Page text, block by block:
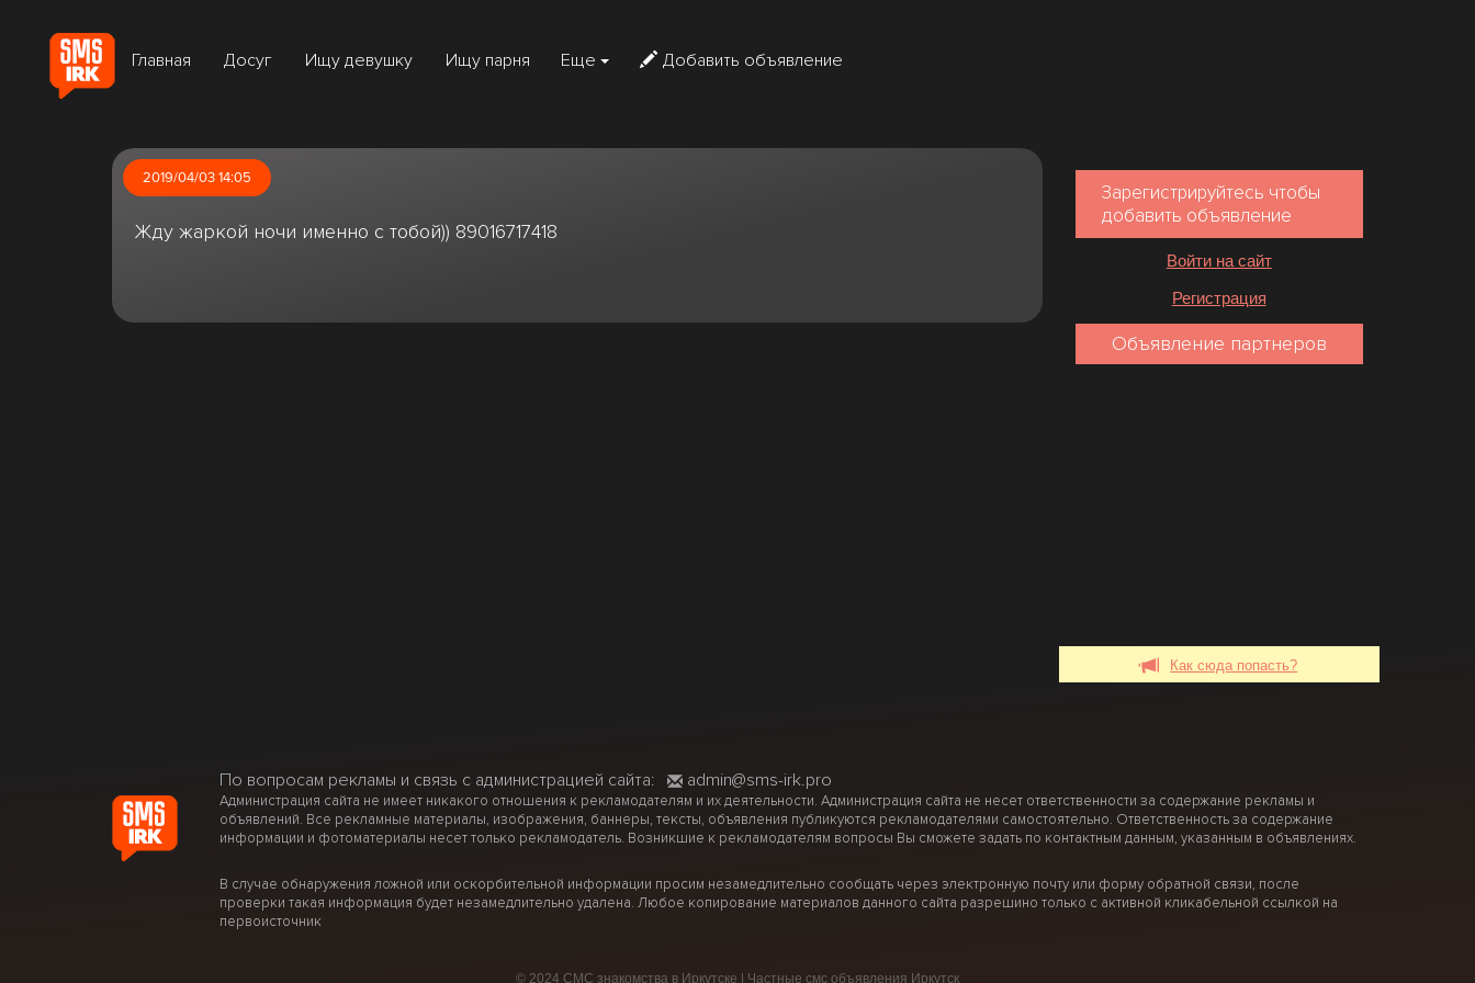
Главная Досуг Ищу девушку Ищу парня Еще Добавить объявление
2019/04/03 14:05
Жду жаркой ночи именно с тобой)) 89016717418
Зарегистрируйтесь чтобы
добавить объявление
Войти на сайт
Регистрация
Объявление партнеров
Как сюда попасть?
По вопросам рекламы и связь с администрацией сайта: admin@sms-irk.pro
Администрация сайта не имеет никакого отношения к рекламодателям и их деятельности. Администрация сайта не несет ответственности за содержание рекламы и
объявлений. Все рекламные материалы, изображения, баннеры, тексты, объявления публикуются рекламодателями самостоятельно. Ответственность за содержание
информации и фотоматериалы несет только рекламодатель. Возникшие к рекламодателям вопросы Вы сможете задать по контактным данным, указанным в объявлениях.
В случае обнаружения ложной или оскорбительной информации просим незамедлительно сообщать через электронную почту или форму обратной связи, после
проверки такая информация будет незамедлительно удалена. Любое копирование материалов данного сайта разрешино только с активной кликабельной ссылкой на
первоисточник
© 2024 СМС знакомства в Иркутске | Частные смс объявления Иркутск